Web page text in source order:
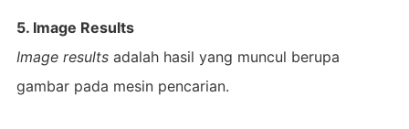
5. Image Results
Image resultsadalah hasil yang muncul berupa
gambar pada mesin pencarian.